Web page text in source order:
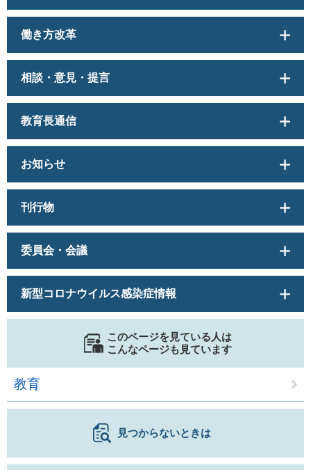
働き方改革
相談・意見・提言
教育長通信
お知らせ
刊行物
委員会・会議
新型コロナウイルス感染症情報
このページを見ている人は
こんなページも見ています
教育
見つからないときは